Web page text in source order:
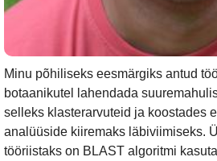
Minu põhiliseks eesmärgiks antud
botaanikutel lahendada
selleks klasterarvuteid ja koostades
analüüside kiiremaks läbiviimiseks.
tööriistaks on BLAST algoritmi